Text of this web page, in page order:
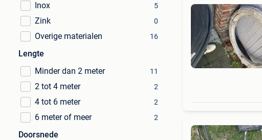
Inox 5
Zink 0
Overige materialen 16
Lengte
Minder dan 2 meter
11
2 tot 4 meter 2
4 tot 6 meter 2
6 meter of meer 2
Doorsnede